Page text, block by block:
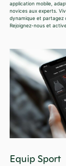
application mobile,
novices aux experts.
dynamique et partagez
Rejoignez-nous et
Equip Sport